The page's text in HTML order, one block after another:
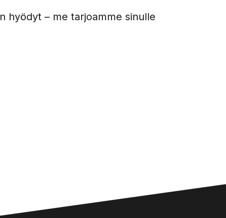
hyödyt – me tarjoamme sinulle